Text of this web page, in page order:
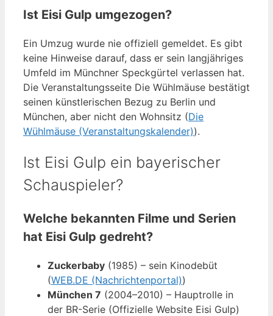
Ist Eisi Gulp umgezogen?
Ein Umzug wurde nie offiziell gemeldet. Es gibt
keine Hinweise darauf, dass er sein langjähriges
Umfeld im Münchner Speckgürtel verlassen hat.
Die Veranstaltungsseite Die Wühlmäuse bestätigt
seinen künstlerischen Bezug zu Berlin und
München, aber nicht den Wohnsitz (Die
Wühlmäuse (Veranstaltungskalender)).
Ist Eisi Gulp ein bayerischer
Schauspieler?
Welche bekannten Filme und Serien
hat Eisi Gulp gedreht?
Zuckerbaby (1985) – sein Kinodebüt
(WEB.DE (Nachrichtenportal))
München 7 (2004–2010) – Hauptrolle in
der BR-Serie (Offizielle Website Eisi Gulp)